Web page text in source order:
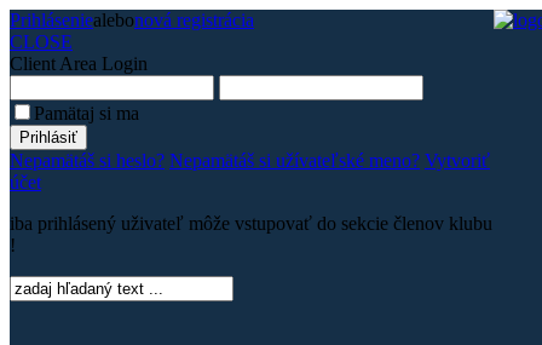
Prihláseniealebonová registrácia
CLOSE
Client Area Login
Pamätaj si ma
Nepamätáš si heslo? Nepamätáš si užívateľské meno? Vytvoriť
účet
iba prihlásený uživateľ môže vstupovať do sekcie členov klubu
!